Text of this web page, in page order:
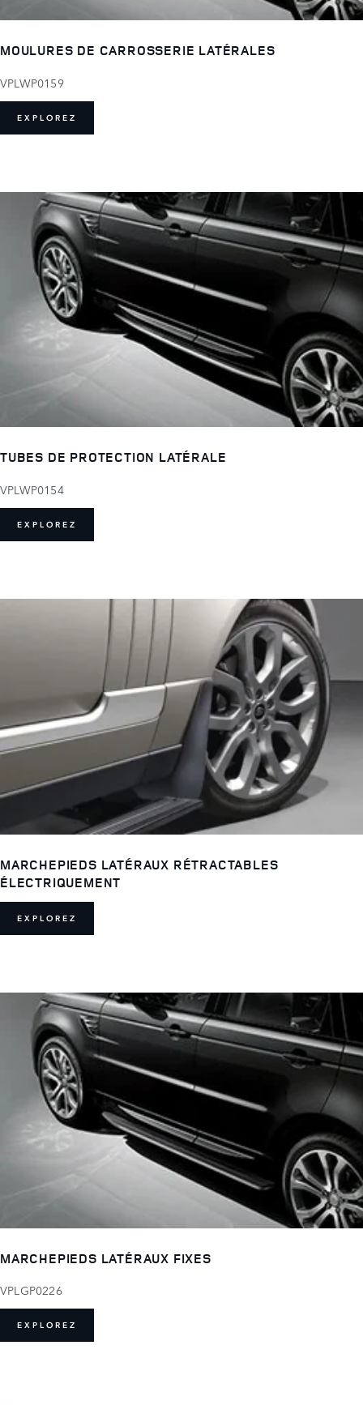
MOULURES DE CARROSSERIE LATÉRALES
VPLWP0159
EXPLOREZ
TUBES DE PROTECTION LATÉRALE
VPLWP0154
EXPLOREZ
MARCHEPIEDS LATÉRAUX RÉTRACTABLES
ÉLECTRIQUEMENT
EXPLOREZ
MARCHEPIEDS LATÉRAUX FIXES
VPLGP0226
EXPLOREZ